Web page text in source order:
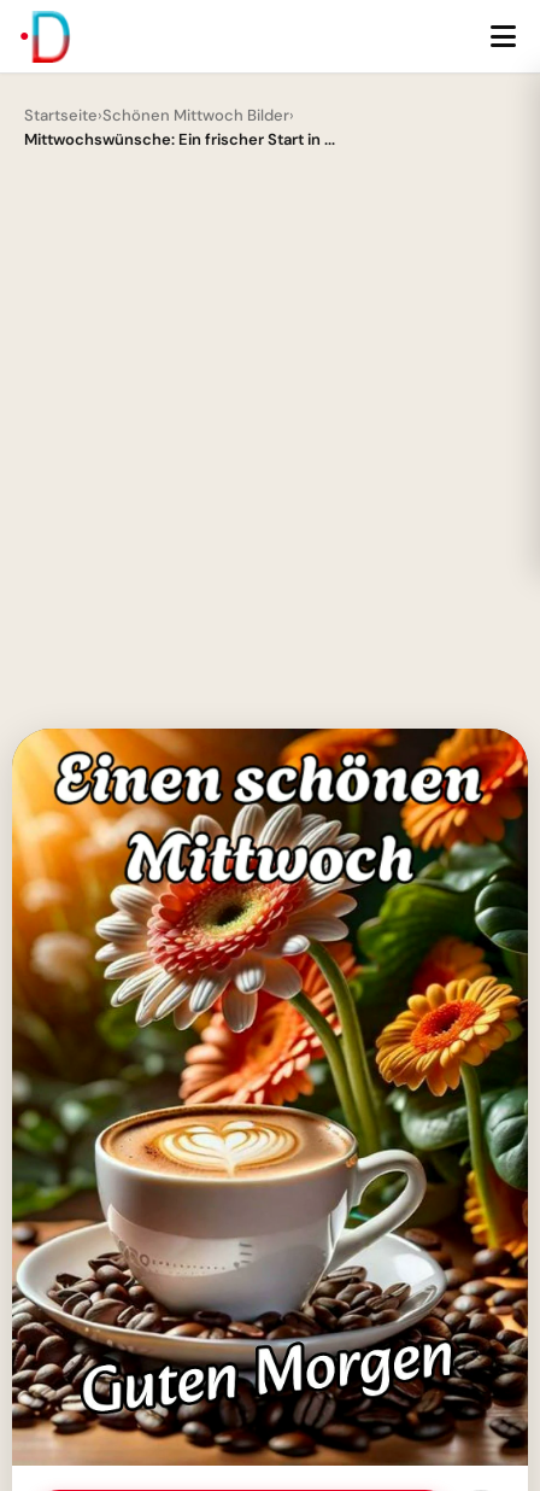
Startseite›Schönen Mittwoch Bilder›
Mittwochswünsche: Ein frischer Start in ...